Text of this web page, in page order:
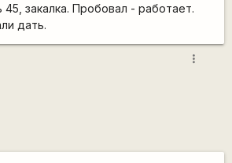
закалка. Пробовал - работает.
дать.
more_vert